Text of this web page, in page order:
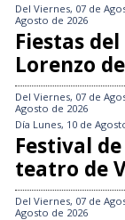
Del Viernes, 07 de
Agosto de 2026
Fiestas
Lorenzo
Del Viernes, 07 de
Agosto de 2026
Día Lunes, 10 de
Festival
teatro de
Del Viernes, 07 de
Agosto de 2026